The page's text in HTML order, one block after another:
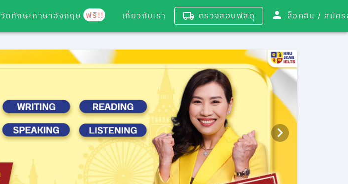
วัดทักษะภาษาอังกฤษ ฟรี!! เกี่ยวกับเรา ตรวจสอบพัสดุ ล็อคอิน /